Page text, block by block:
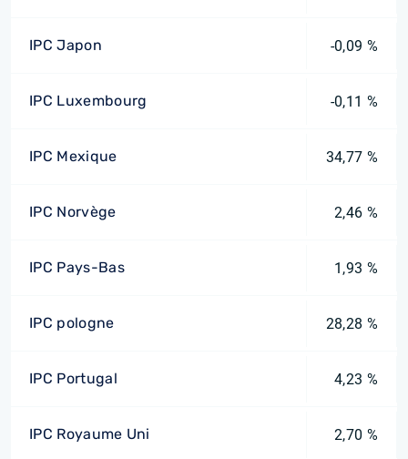
IPC Japon -0,09 %
IPC Luxembourg -0,11 %
IPC Mexique 34,77 %
IPC Norvège 2,46 %
IPC Pays-Bas 1,93 %
IPC pologne 28,28 %
IPC Portugal 4,23 %
IPC Royaume Uni 2,70 %